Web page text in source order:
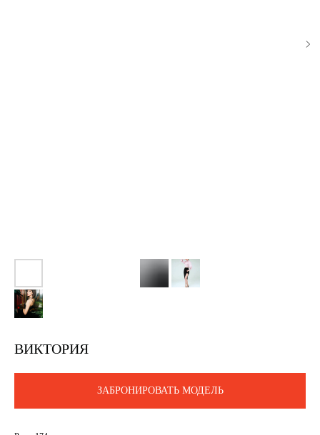
ВИКТОРИЯ
ЗАБРОНИРОВАТЬ МОДЕЛЬ